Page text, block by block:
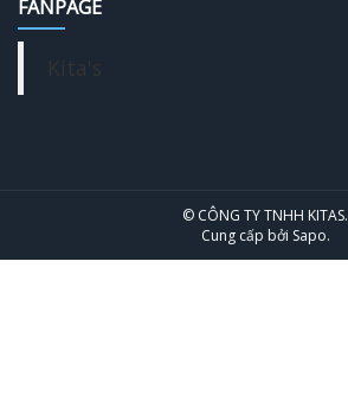
FANPAGE
© CÔNG TY TNHH KITAS.
Cung cấp bởi Sapo.